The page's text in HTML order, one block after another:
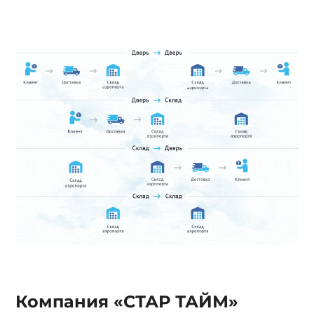
Компания «СТАР ТАЙМ»